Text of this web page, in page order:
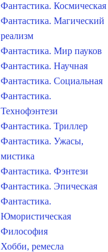
Фантастика. Космическая
Фантастика. Магический
реализм
Фантастика. Мир пауков
Фантастика. Научная
Фантастика. Социальная
Фантастика.
Технофэнтези
Фантастика. Триллер
Фантастика. Ужасы,
мистика
Фантастика. Фэнтези
Фантастика. Эпическая
Фантастика.
Юмористическая
Философия
Хобби, ремесла